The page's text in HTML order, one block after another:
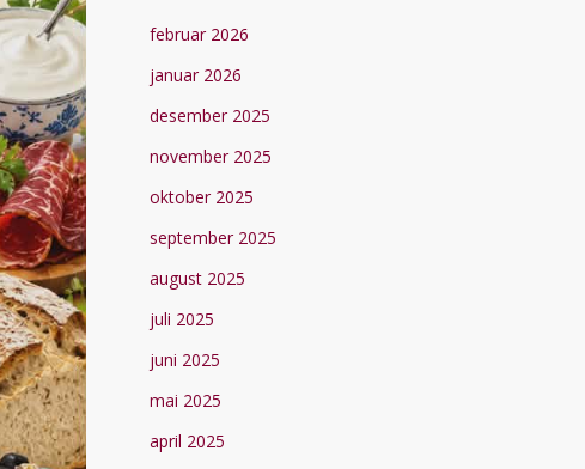
februar 2026
januar 2026
desember 2025
november 2025
oktober 2025
september 2025
august 2025
juli 2025
juni 2025
mai 2025
april 2025